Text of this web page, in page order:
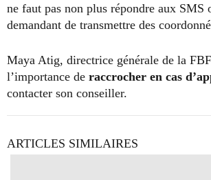
ne faut pas non plus répondre aux SMS
demandant de transmettre des
Maya Atig, directrice générale de la
l’importance de raccrocher en cas
contacter son conseiller.
ARTICLES SIMILAIRES